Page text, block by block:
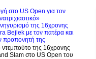
στο US Open για τον
της 16χρονης
Bejlek με τον πατέρα και
προπονητή της
ντεμπούτο της 16χρονης
Slam στο US Open του